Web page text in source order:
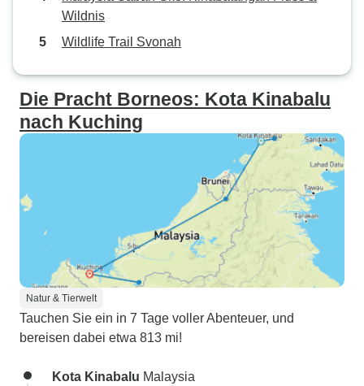
Wildnis
Wildlife Trail Svonah
Die Pracht Borneos: Kota Kinabalu
nach Kuching
Natur & Tierwelt
Tauchen Sie ein in 7 Tage voller Abenteuer, und
bereisen dabei etwa 813 mi!
Kota Kinabalu Malaysia